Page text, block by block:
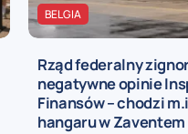
BELGIA
Rząd federalny
negatywne opinie
Finansów – chodzi
hangaru w Zaventem